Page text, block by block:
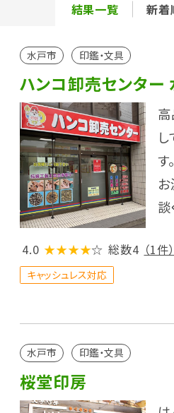
結果一覧 新着
水戸市 印鑑・文具
ハンコ卸売センター
す
談
4.0 ★★★★☆ 総数4 （1件）
キャッシュレス対応
水戸市 印鑑・文具
桜堂印房